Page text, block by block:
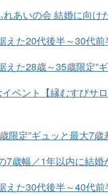
れあいの会 結婚に向け
えた20代後半～30代
えた28歳～35歳限定”
ベント【縁むすびサ
限定”ギュッと最大7歳
7歳幅／1年以内に結
えた30代後半～40代